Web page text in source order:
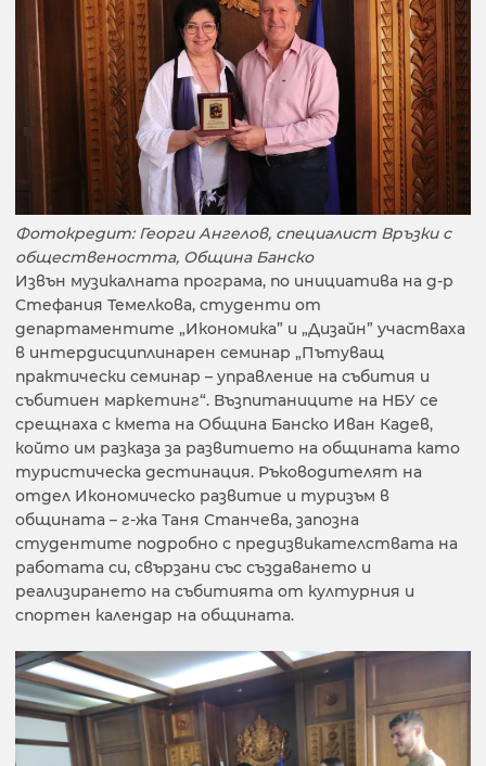
Фотокредит: Георги Ангелов, специалист Връзки с
обществеността, Община Банско
Извън музикалната програма, по инициатива на д-р
Стефания Темелкова, студенти от
департаментите „Икономика” и „Дизайн” участваха
в интердисциплинарен семинар „Пътуващ
практически семинар – управление на събития и
събитиен маркетинг“. Възпитаниците на НБУ се
срещнаха с кмета на Община Банско Иван Кадев,
който им разказа за развитието на общината като
туристическа дестинация. Ръководителят на
отдел Икономическо развитие и туризъм в
общината – г-жа Таня Станчева, запозна
студентите подробно с предизвикателствата на
работата си, свързани със създаването и
реализирането на събитията от културния и
спортен календар на общината.